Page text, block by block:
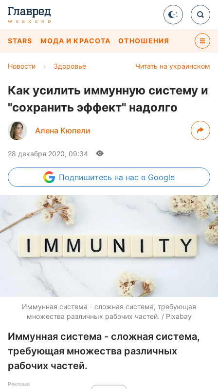
STARS МОДА И КРАСОТА ОТНОШЕНИЯ
Читать на украинском
Новости › Здоровье
Как усилить иммунную систему и
"сохранить эффект" надолго
Алена Кюпели
28 декабря 2020, 09:34
Подпишитесь на нас в Google
Иммунная система - сложная система, требующая
множества различных рабочих частей. / Pixabay
Иммунная система - сложная система,
требующая множества различных
рабочих частей.
Реклама